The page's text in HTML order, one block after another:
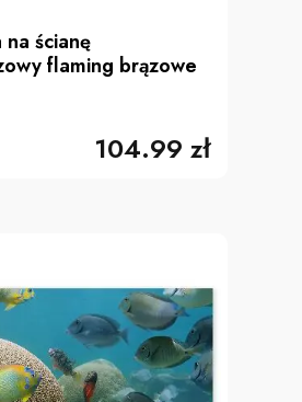
ścianę
flaming brązowe
104.99 zł